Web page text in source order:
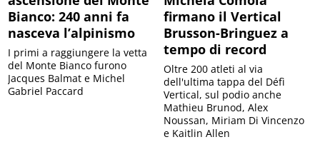
Bianco: 240 anni fa
nasceva l’alpinismo
I primi a raggiungere la vetta
del Monte Bianco furono
Jacques Balmat e Michel
Gabriel Paccard
firmano il Vertical
Brusson-Bringuez a
tempo di record
Oltre 200 atleti al via
dell'ultima tappa del Défì
Vertical, sul podio anche
Mathieu Brunod, Alex
Noussan, Miriam Di Vincenzo
e Kaitlin Allen